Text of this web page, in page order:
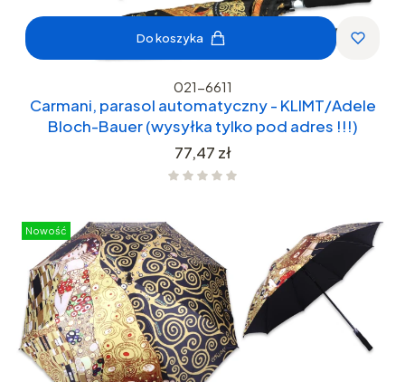
Do koszyka
021-6611
Carmani, parasol automatyczny - KLIMT/Adele
Bloch-Bauer (wysyłka tylko pod adres !!!)
Cena
77,47 zł
Nowość